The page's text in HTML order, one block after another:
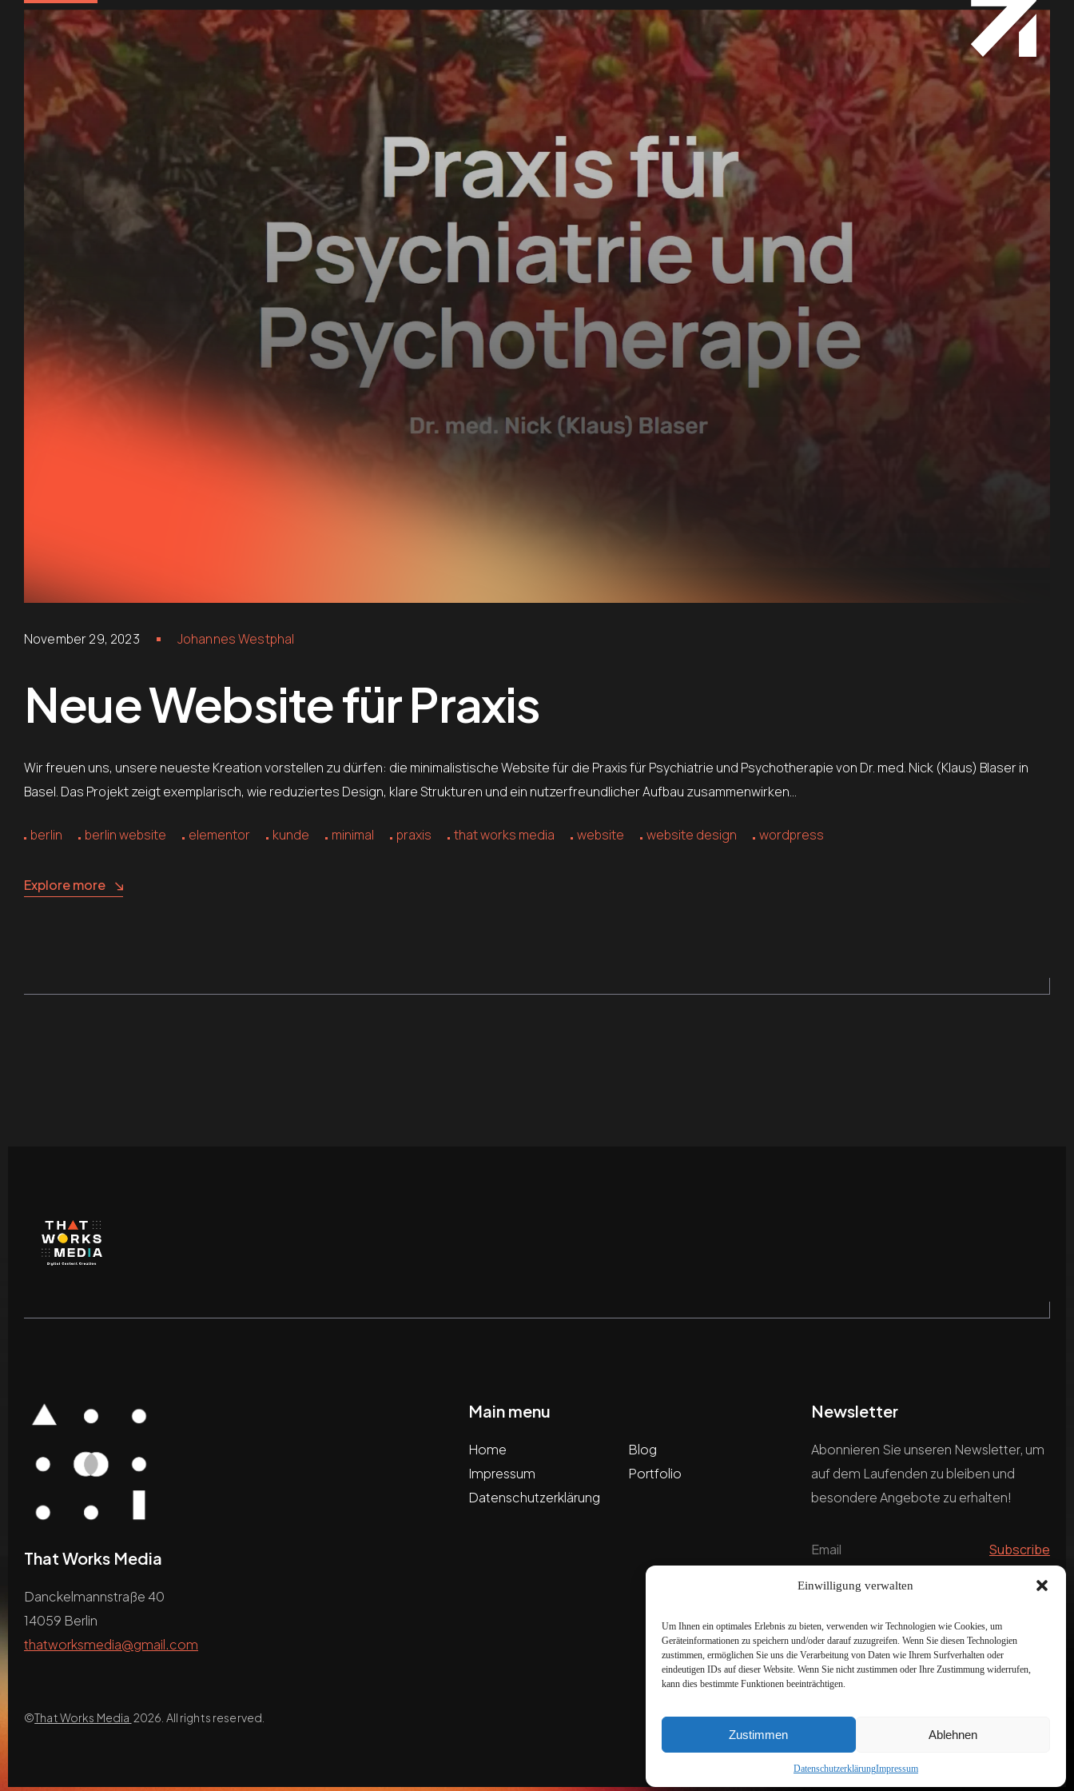
Einwilligung verwalten
Um Ihnen ein optimales Erlebnis zu bieten, verwenden wir Technologien wie Cookies, um
Geräteinformationen zu speichern und/oder darauf zuzugreifen. Wenn Sie diesen Technologien
zustimmen, ermöglichen Sie uns die Verarbeitung von Daten wie Ihrem Surfverhalten oder
eindeutigen IDs auf dieser Website. Wenn Sie nicht zustimmen oder Ihre Zustimmung widerrufen,
kann dies bestimmte Funktionen beeinträchtigen.
Zustimmen Ablehnen
DatenschutzerklärungImpressum
November 29, 2023 Johannes Westphal
Neue Website für Praxis
Wir freuen uns, unsere neueste Kreation vorstellen zu dürfen: die minimalistische Website für die Praxis für Psychiatrie und Psychotherapie von Dr. med. Nick (Klaus) Blaser in
Basel. Das Projekt zeigt exemplarisch, wie reduziertes Design, klare Strukturen und ein nutzerfreundlicher Aufbau zusammenwirken…
berlin berlin website elementor kunde minimal praxis that works media website website design wordpress
Explore more
That Works Media
Danckelmannstraße 40
14059 Berlin
thatworksmedia@gmail.com
©That Works Media 2026. All rights reserved.
Main menu
Home
Impressum
Datenschutzerklärung
Blog
Portfolio
Newsletter
Abonnieren Sie unseren Newsletter, um
auf dem Laufenden zu bleiben und
besondere Angebote zu erhalten!